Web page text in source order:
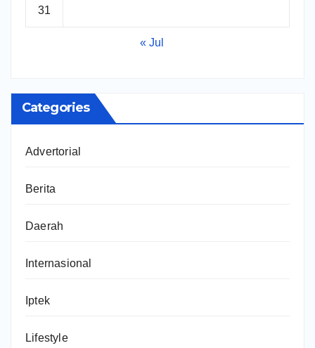
31
« Jul
Categories
Advertorial
Berita
Daerah
Internasional
Iptek
Lifestyle